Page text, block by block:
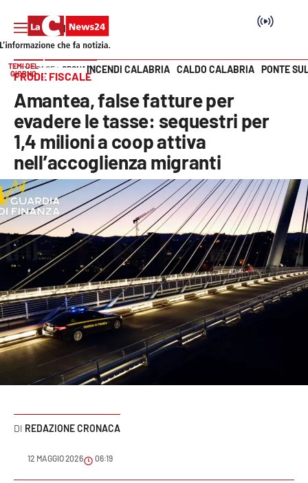
SEZIONI
Cronaca
Politica
Attualità
Economia e lavoro
Italia Mondo
Sanità
Sport
Cultura
Podcast
Meteo
Vai
TEMI DEL
GIORNO
INCENDI CALABRIA CALDO CALABRIA PONTE
HOME PAGE CRONACA
FRODE FISCALE
Amantea, false fatture per
evadere le tasse: sequestri per
1,4 milioni a coop attiva
nell’accoglienza migranti
REDAZIONE CRONACA
12 MAGGIO 2026 06:19